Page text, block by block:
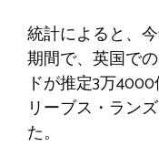
統計によると、
期間で、英国で
ドが推定3万
リーブス・ラン
た。